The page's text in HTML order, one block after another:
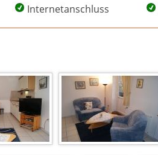
Internetanschluss